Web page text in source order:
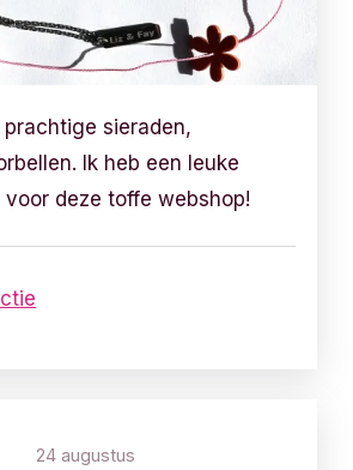
sieraden,
Ik heb een leuke
deze toffe webshop!
24 augustus